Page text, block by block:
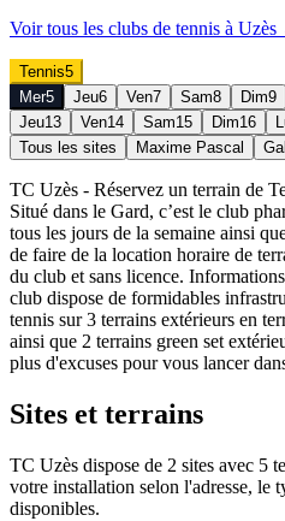
Voir tous les clubs de tennis à Uzès
Tennis5
Mer5 Jeu6 Ven7 Sam8 Dim9
Jeu13 Ven14 Sam15 Dim16
Tous les sites
Maxime Pascal
TC Uzès - Réservez un terrain de
Situé dans le Gard, c’est le club
tous les jours de la semaine ainsi
de faire de la location horaire de
du club et sans licence.
club dispose de formidables
tennis sur 3 terrains extérieurs en
ainsi que 2 terrains green set
plus d'excuses pour vous lancer
Sites et terrains
TC Uzès dispose de 2 sites avec 5
votre installation selon l'adresse, le
disponibles.